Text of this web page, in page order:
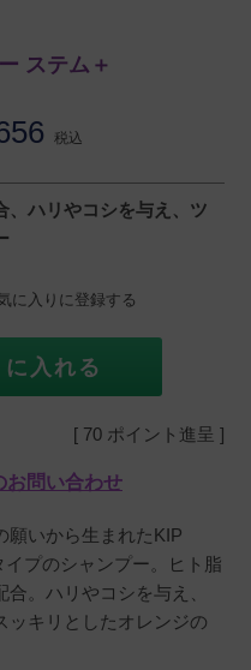
ステム＋
税込
、ハリやコシを与え、ツ
に入りに登録する
入れる
[ 70 ポイント進呈 ]
お問い合わせ
願いから生まれたKIP
プのシャンプー。ヒト脂
。ハリやコシを与え、
ッキリとしたオレンジの